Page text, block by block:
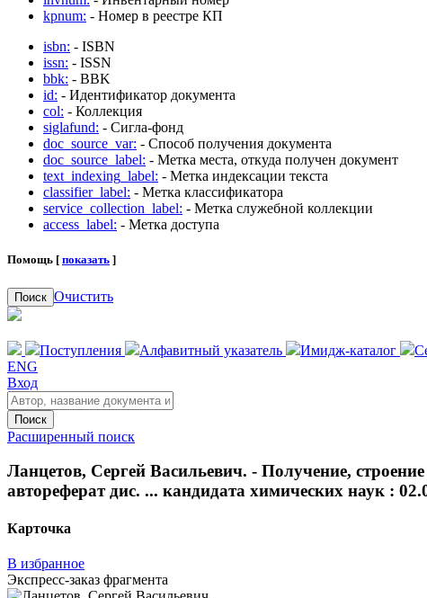
kpnum: - Номер в реестре КП
isbn: - ISBN
issn: - ISSN
bbk: - BBK
id: - Идентификатор документа
col: - Коллекция
siglafund: - Сигла-фонд
doc_source_var: - Способ получения документа
doc_source_label: - Метка места, откуда получен документ
text_indexing_label: - Метка индексации текста
classifier_label: - Метка классификатора
service_collection_label: - Метка служебной коллекции
access_label: - Метка доступа
Помощь [ показать ]
Поиск Очистить
Поступления Алфавитный указатель Имидж-каталог
ENG
Вход
Поиск
Расширенный поиск
Ланцетов, Сергей Васильевич. - Получение,
автореферат дис. ... кандидата химических наук :
Карточка
В избранное
Экспресс-заказ фрагмента